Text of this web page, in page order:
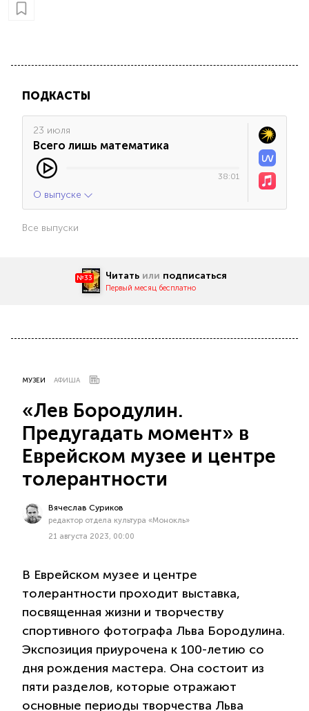
ПОДКАСТЫ
23 июля
Всего лишь математика
38:01
О выпуске
Все выпуски
№33 Читать или подписаться
Первый месяц бесплатно
МУЗЕИ АФИША
«Лев Бородулин.
Предугадать момент» в
Еврейском музее и центре
толерантности
Вячеслав Суриков
редактор отдела культура «Монокль»
21 августа 2023, 00:00
В Еврейском музее и центре
толерантности проходит выставка,
посвященная жизни и творчеству
спортивного фотографа Льва Бородулина.
Экспозиция приурочена к 100-летию со
дня рождения мастера. Она состоит из
пяти разделов, которые отражают
основные периоды творчества Льва